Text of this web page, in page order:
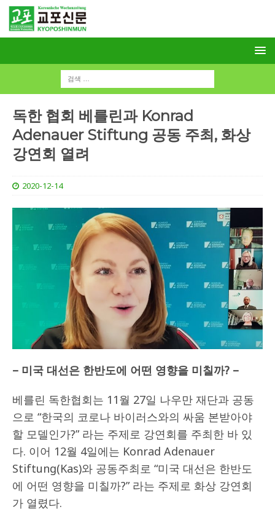
독한 협회 베를린과 Konrad
Adenauer Stiftung 공동 주최, 화상
강연회 열려
2020-12-14
– 미국 대선은 한반도에 어떤 영향을 미칠까? –
베를린 독한협회는 11월 27일 나우만 재단과 공동
으로 “한국의 코로나 바이러스와의 싸움 본받아야
할 모델인가?” 라는 주제로 강연회를 주최한 바 있
다. 이어 12월 4일에는 Konrad Adenauer
Stiftung(Kas)와 공동주최로 “미국 대선은 한반도
에 어떤 영향을 미칠까?” 라는 주제로 화상 강연회
가 열렸다.